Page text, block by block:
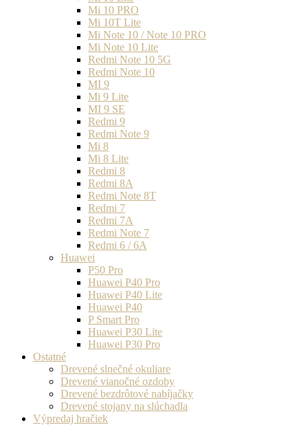
Mi 10 PRO
Mi 10T Lite
Mi Note 10 / Note 10 PRO
Mi Note 10 Lite
Redmi Note 10 5G
Redmi Note 10
MI 9
Mi 9 Lite
MI 9 SE
Redmi 9
Redmi Note 9
Mi 8
Mi 8 Lite
Redmi 8
Redmi 8A
Redmi Note 8T
Redmi 7
Redmi 7A
Redmi Note 7
Redmi 6 / 6A
Huawei
P50 Pro
Huawei P40 Pro
Huawei P40 Lite
Huawei P40
P Smart Pro
Huawei P30 Lite
Huawei P30 Pro
Ostatné
Drevené slnečné okuliare
Drevené vianočné ozdoby
Drevené bezdrôtové nabíjačky
Drevené stojany na slúchadla
Výpredaj hračiek